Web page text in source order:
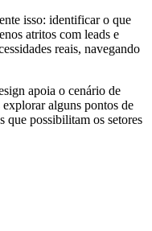
isso: identificar o que
atritos com leads e
reais, navegando
apoia o cenário de
alguns pontos de
que possibilitam os setores